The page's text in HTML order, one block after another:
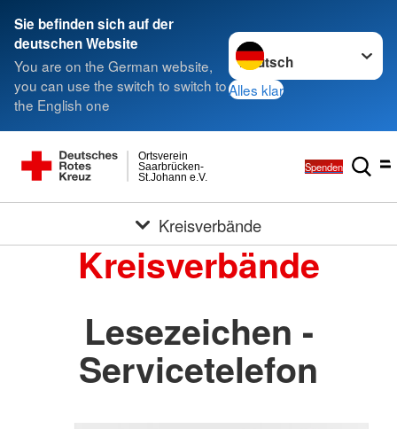
Sie befinden sich auf der
deutschen Website
You are on the German website,
you can use the switch to switch to
the English one
Sprache wechseln zu
Alles klar
St.Johann e.V.
Saarbrücken-
Ortsverein
Spenden
Kreisverbände
Kreisverbände
Lesezeichen -
Servicetelefon